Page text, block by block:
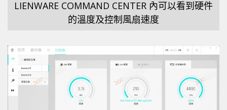
LIENWARE COMMAND CENTER 內可以看到硬件
的溫度及控制風扇速度